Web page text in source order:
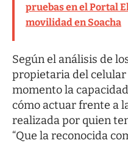
pruebas en el Portal
movilidad en Soacha
Según el análisis de
propietaria del
momento la
cómo actuar frente a
realizada por quien
“Que la reconocida